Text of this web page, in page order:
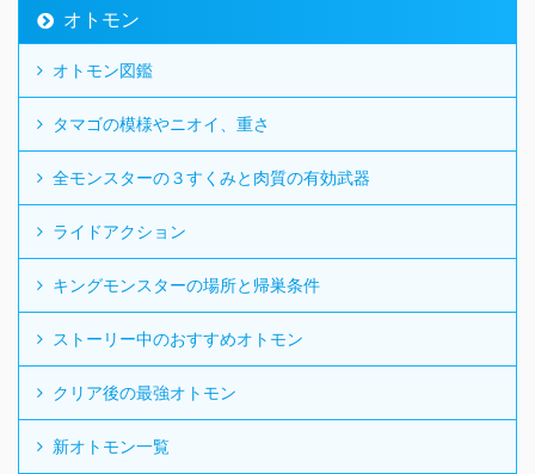
オトモン
オトモン図鑑
タマゴの模様やニオイ、重さ
全モンスターの３すくみと肉質の有効武器
ライドアクション
キングモンスターの場所と帰巣条件
ストーリー中のおすすめオトモン
クリア後の最強オトモン
新オトモン一覧